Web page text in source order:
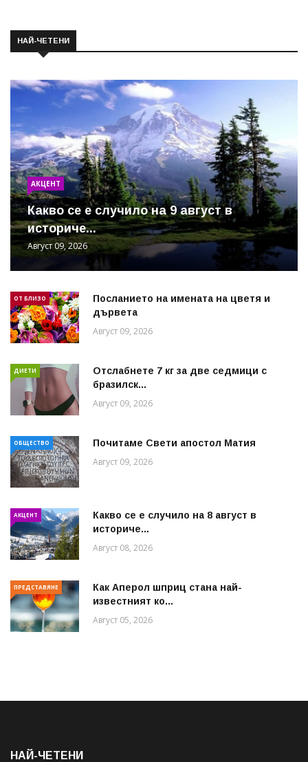
НАЙ-ЧЕТЕНИ
АКЦЕНТ
Какво се е случило на 9 август в
историче...
Август 09, 2026
ОТ БЛИЗО
Посланието на имената на цветя и
дървета
Август 09, 2026
ДИЕТИ
Отслабнете 7 кг за две седмици с
бразилск...
Август 09, 2026
ОБЩЕСТВО Почитаме Свети апостол Матия
Август 09, 2026
АКЦЕНТ
Какво се е случило на 8 август в
историче...
Август 08, 2026
ПРЕДСТАВЯНЕ
Как Аперол шприц стана най-
известният ко...
Август 05, 2026
НАЙ-ЧЕТЕНИ